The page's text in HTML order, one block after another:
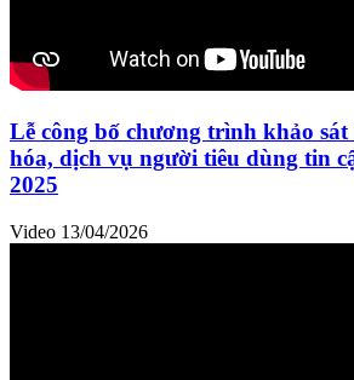
Lễ công bố chương trình khảo sát
hóa, dịch vụ người tiêu dùng tin
2025
Video 13/04/2026